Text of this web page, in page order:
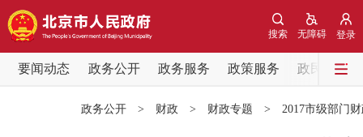
登录
无障碍
搜索
要闻动态 政务公开 政务服务 政策服务
政民互动
政务公开 > 财政 > 财政专题 > 2017市级部门